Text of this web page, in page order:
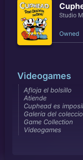
Studio
Owned
Videogames
Afloja el bolsillo
Atiende
Cuphead es
Galería del
Game Collection
Videogames